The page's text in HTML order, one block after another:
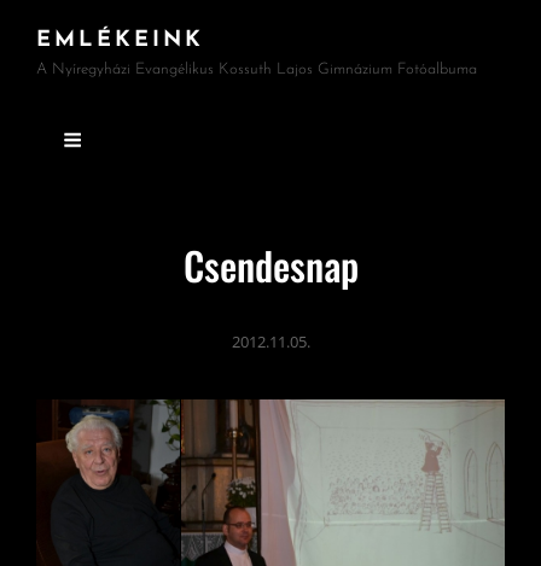
EMLÉKEINK
A Nyíregyházi Evangélikus Kossuth Lajos Gimnázium Fotóalbuma
Csendesnap
2012.11.05.